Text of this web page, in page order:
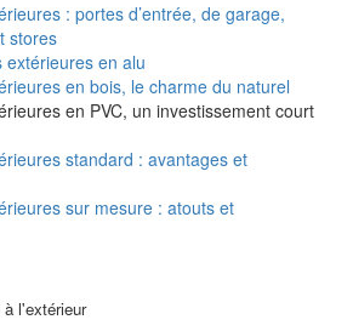
: portes d’entrée, de garage,
stores
extérieures en alu
en bois, le charme du naturel
en PVC, un investissement court
standard : avantages et
sur mesure : atouts et
l'extérieur